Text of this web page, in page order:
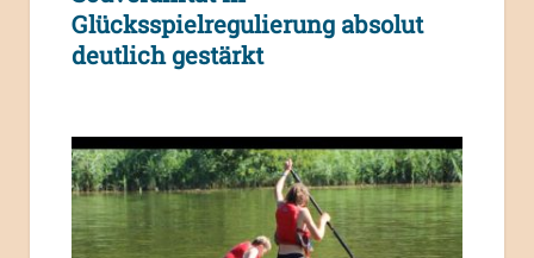
Glücksspielregulierung absolut
deutlich gestärkt